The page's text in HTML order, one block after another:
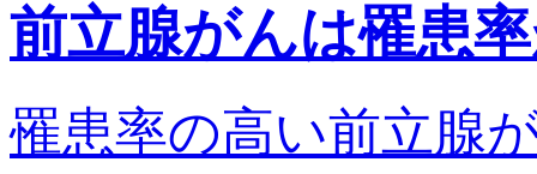
前立腺がんは罹患
罹患率の高い前立腺